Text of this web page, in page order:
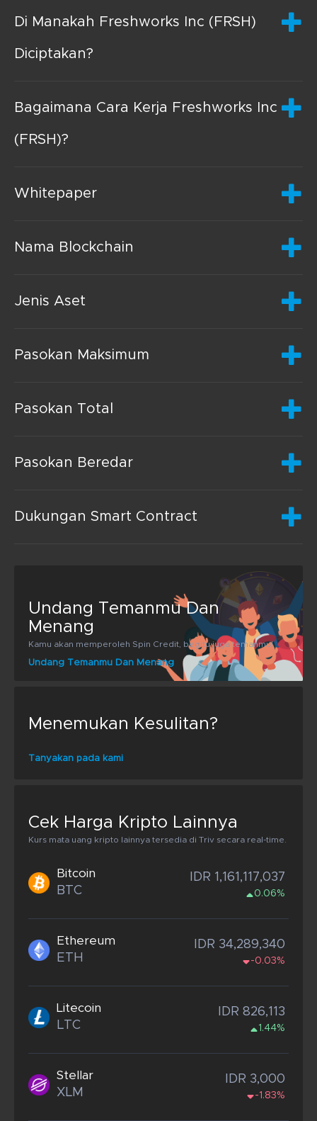
Di Manakah Freshworks Inc (FRSH)
Diciptakan?
Bagaimana Cara Kerja Freshworks Inc
(FRSH)?
Whitepaper
Nama Blockchain
Jenis Aset
Pasokan Maksimum
Pasokan Total
Pasokan Beredar
Dukungan Smart Contract
Undang Temanmu Dan
Menang
Kamu akan memperoleh Spin Credit, begitu juga temanmu!
Undang Temanmu Dan Menang
Menemukan Kesulitan?
Tanyakan pada kami
Cek Harga Kripto Lainnya
Kurs mata uang kripto lainnya tersedia di Triv secara real-time.
Bitcoin
BTC
IDR 1,161,117,037
0.06%
Ethereum
ETH
IDR 34,289,340
-0.03%
Litecoin
LTC
IDR 826,113
1.44%
Stellar
XLM
IDR 3,000
-1.83%